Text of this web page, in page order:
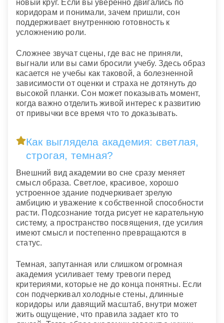
новый круг. Если вы уверенно двигались по
коридорам и понимали, зачем пришли, сон
поддерживает внутреннюю готовность к
усложнению роли.
Сложнее звучат сцены, где вас не приняли,
выгнали или вы сами бросили учебу. Здесь образ
касается не учебы как таковой, а болезненной
зависимости от оценки и страха не дотянуть до
высокой планки. Сон может показывать момент,
когда важно отделить живой интерес к развитию
от привычки все время что то доказывать.
Как выглядела академия: светлая,
строгая, темная?
Внешний вид академии во сне сразу меняет
смысл образа. Светлое, красивое, хорошо
устроенное здание подчеркивает зрелую
амбицию и уважение к собственной способности
расти. Подсознание тогда рисует не карательную
систему, а пространство посвящения, где усилия
имеют смысл и постепенно превращаются в
статус.
Темная, запутанная или слишком огромная
академия усиливает тему тревоги перед
критериями, которые не до конца понятны. Если
сон подчеркивал холодные стены, длинные
коридоры или давящий масштаб, внутри может
жить ощущение, что правила задает кто то